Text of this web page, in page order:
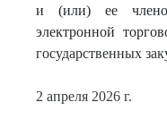
и (или) ее
электронной
государственных
2 апреля 2026 г.